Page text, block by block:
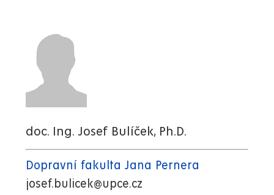
doc. Ing. Josef Bulíček, Ph.D.
Dopravní fakulta Jana Pernera
josef.bulicek@upce.cz